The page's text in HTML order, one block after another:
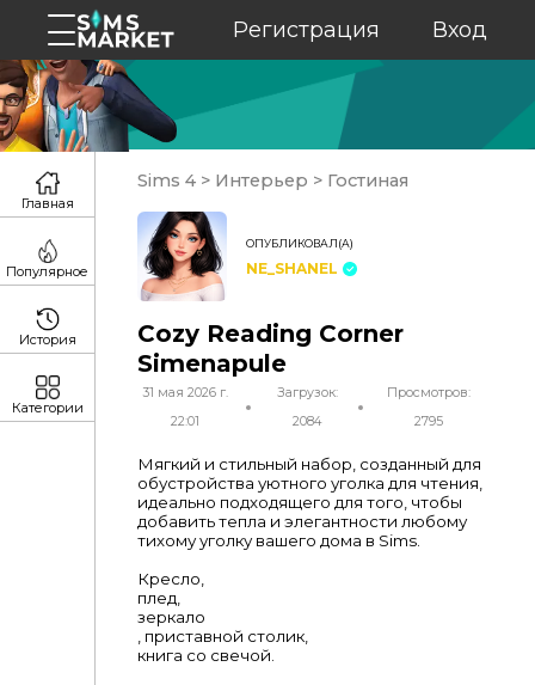
Регистрация Вход
Sims 4 > Интерьер > Гостиная
ОПУБЛИКОВАЛ(А)
NE_SHANEL
Cozy Reading Corner
Simenapule
31 мая 2026 г.
22:01
Загрузок:
2084
Просмотров:
2795
Мягкий и стильный набор, созданный для
обустройства уютного уголка для чтения,
идеально подходящего для того, чтобы
добавить тепла и элегантности любому
тихому уголку вашего дома в Sims.
Кресло,
плед,
зеркало
, приставной столик,
книга со свечой.
Главная
Популярное
История
Категории